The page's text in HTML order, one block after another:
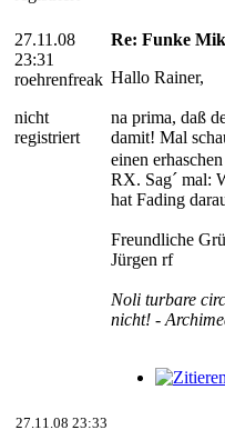
27.11.08
23:31
roehrenfreak
nicht
registriert
Re: Funke
Hallo Rainer,
na prima, daß
damit! Mal
einen
RX. Sag´ mal:
hat Fading
Freundliche
Jürgen rf
Noli turbare
nicht! -
27.11.08 23:33